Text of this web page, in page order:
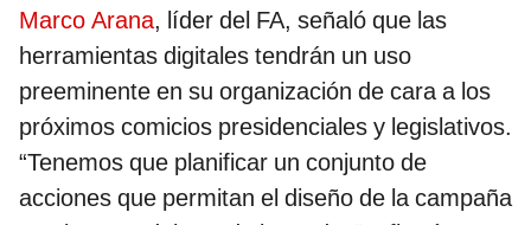
Marco Arana, líder del FA, señaló que las
herramientas digitales tendrán un uso
preeminente en su organización de cara a los
próximos comicios presidenciales y legislativos.
“Tenemos que planificar un conjunto de
acciones que permitan el diseño de la campaña